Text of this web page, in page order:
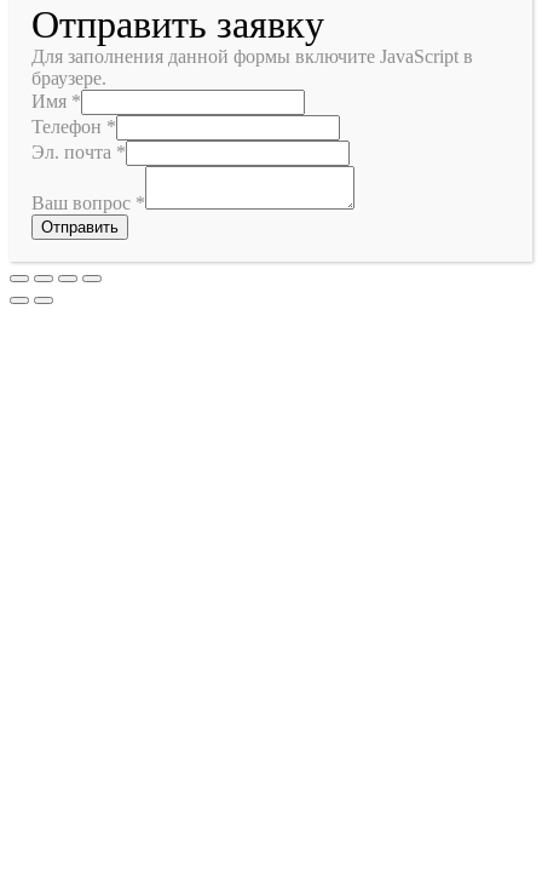
Отправить заявку
Для заполнения данной формы включите JavaScript в
браузере.
Имя *
Телефон *
Эл. почта *
Ваш вопрос *
Отправить